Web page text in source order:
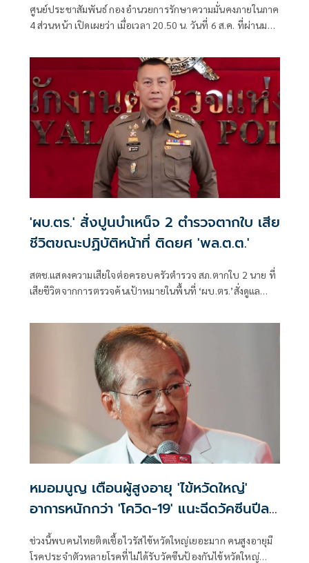
ศูนย์ประชาสัมพันธ์ กองอำนวยการรักษาความมั่นคงภายในภาค
4 ส่วนหน้า เปิดเผยว่า เมื่อเวลา 20.50 น. วันที่ 6 ส.ค. ที่ผ่านมา
อาแว อดีตผู้ช่วยผู้ใหญ่บ้านหมู่ที่ 5
'ผบ.ตร.' สั่งปูนบำเหน็จ 2 ตำรวจตากใบ เสีย
ชีวิตขณะปฏิบัติหน้าที่ ติดยศ 'พล.ต.ต.'
สตช.แสดงความเสียใจต่อครอบครัวตำรวจ สภ.ตากใบ 2 นาย ที่
เสียชีวิตจากการตรวจค้นเป้าหมายในพื้นที่ ‘ผบ.ตร.’สั่งดูแล
จากเหตุดังกล่าว
หมอมนูญ เตือนผู้สูงอายุ 'ไข้หวัดใหญ่'
อาการหนักกว่า 'โควิด-19' แนะฉีดวัคซีนปีละ
เข็ม ลดรุนแรง
ช่วงนี้พบคนไทยติดเชื้อไวรัสไข้หวัดใหญ่เยอะมาก คนสูงอายุมี
โรคประจำตัวหลายโรคที่ไม่ได้รับวัคซีนป้องกันไข้หวัดใหญ่